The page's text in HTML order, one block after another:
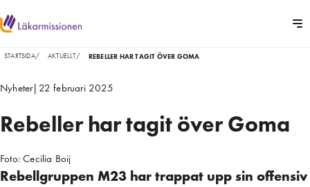
STARTSIDA/ AKTUELLT/ REBELLER HAR TAGIT ÖVER GOMA
Nyheter| 22 februari 2025
Rebeller har tagit över Goma
Foto: Cecilia Boij
Rebellgruppen M23 har trappat upp sin offensiv